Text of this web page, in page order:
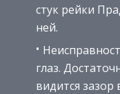
стук рейки
ней.
глаз.
видится зазор